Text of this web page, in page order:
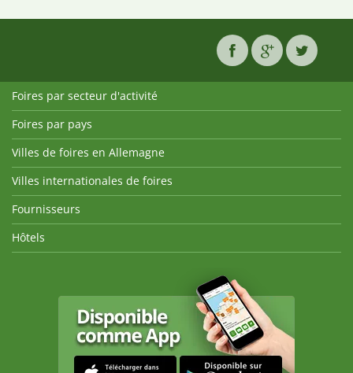
Foires par secteur d'activité
Foires par pays
Villes de foires en Allemagne
Villes internationales de foires
Fournisseurs
Hôtels